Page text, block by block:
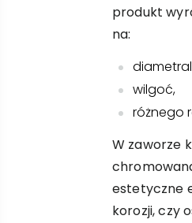
produkt
na:
wilgoć,
różnego
W zaworze
estetyczne
korozji, czy